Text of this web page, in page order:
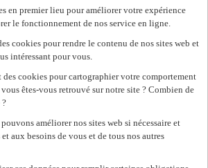
en premier lieu pour améliorer votre expérience
le fonctionnement de nos service en ligne.
cookies pour rendre le contenu de nos sites web et
intéressant pour vous.
cookies pour cartographier votre comportement
êtes-vous retrouvé sur notre site ? Combien de
?
améliorer nos sites web si nécessaire et
aux besoins de vous et de tous nos autres